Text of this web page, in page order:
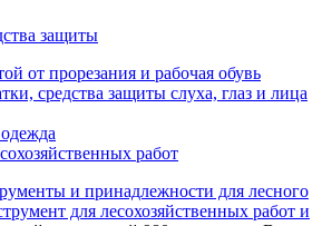
защиты
от прорезания и рабочая обувь
средства защиты слуха, глаз и лица
работ
и принадлежности для лесного
для лесохозяйственных работ и